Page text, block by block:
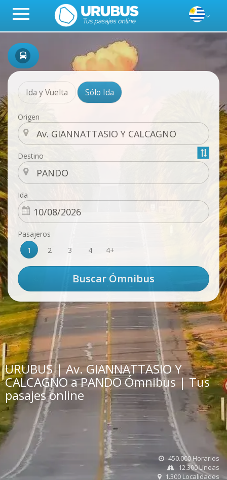
Ida y Vuelta Sólo Ida
Origen
Destino
Ida
Pasajeros
1
2 3 4 4+
URUBUS | Av. GIANNATTASIO Y
CALCAGNO a PANDO Ómnibus | Tus
pasajes online
450.000 Horarios
12.300 Líneas
1.300 Localidades